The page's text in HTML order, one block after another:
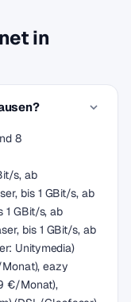
in
8
s, ab
bis 1 GBit/s, ab
1 GBit/s, ab
bis 1 GBit/s, ab
Unitymedia)
eazy
€/Monat),